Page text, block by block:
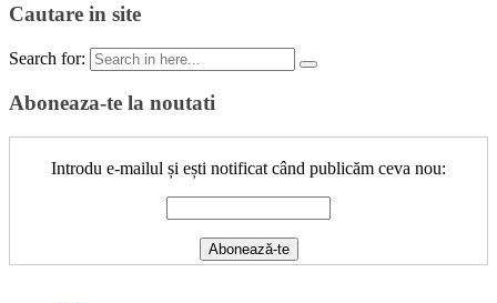
Cautare in site
Search for:
Aboneaza-te la noutati
Introdu e-mailul și ești notificat când publicăm ceva nou: